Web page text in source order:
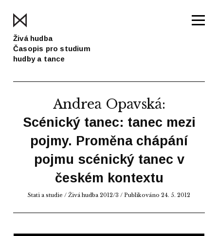
Živá hudba
Časopis pro studium
hudby a tance
Andrea Opavská:
Scénický tanec: tanec mezi
pojmy. Proměna chápání
pojmu scénický tanec v
českém kontextu
Stati a studie / Živá hudba 2012/3 / Publikováno 24. 5. 2012